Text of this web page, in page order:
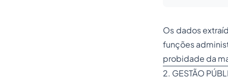
Os dados
funções
probidade da
2. GESTÃO